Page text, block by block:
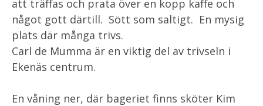
att träffas och prata över en kopp kaffe och
något gott därtill. Sött som saltigt. En mysig
plats där många trivs.
Carl de Mumma är en viktig del av trivseln i
Ekenäs centrum.
En våning ner, där bageriet finns sköter Kim